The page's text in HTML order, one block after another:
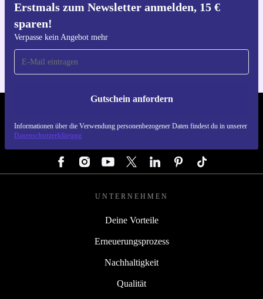
Erstmals zum Newsletter anmelden, 15 €
sparen!
Verpasse kein Angebot mehr
Gutschein anfordern
Informationen über die Verwendung personenbezogener Daten findest du in unserer
Datenschutzerklärung
Für iOS und Android
UNTERNEHMEN
Deine Vorteile
Erneuerungsprozess
Nachhaltigkeit
Qualität